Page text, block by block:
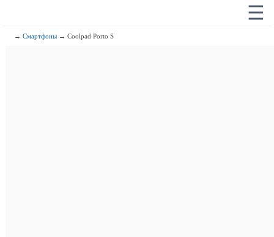
☰
→Смартфоны → Coolpad Porto S